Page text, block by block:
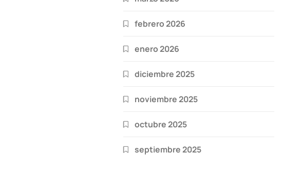
febrero 2026
enero 2026
diciembre 2025
noviembre 2025
octubre 2025
septiembre 2025